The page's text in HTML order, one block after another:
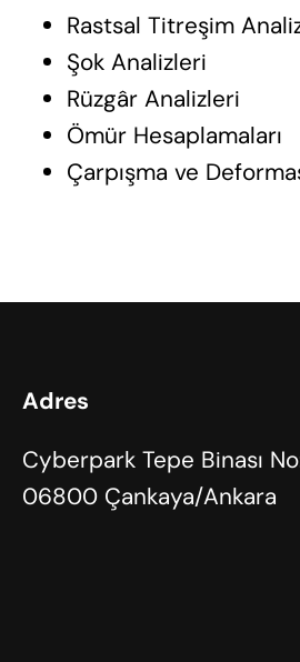
Rastsal Titreşim
Şok Analizleri
Rüzgâr Analizleri
Ömür Hesaplamaları
Çarpışma ve
Adres
Cyberpark Tepe Binası
06800 Çankaya/Ankara